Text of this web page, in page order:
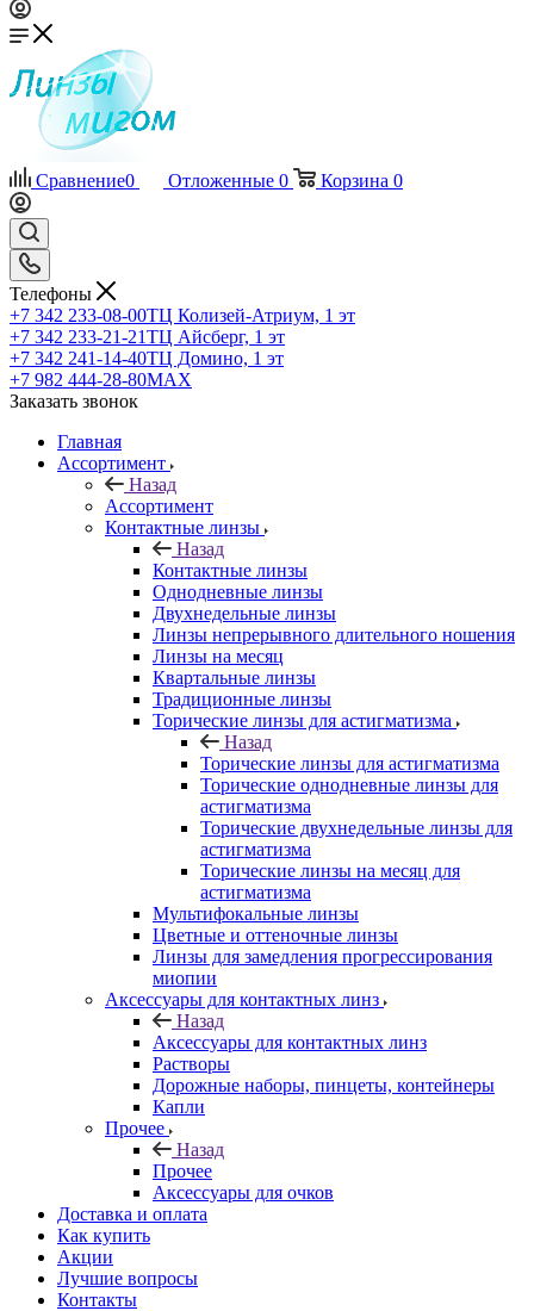
Сравнение0 Отложенные 0 Корзина 0
Телефоны
+7 342 233-08-00ТЦ Колизей-Атриум, 1 эт
+7 342 233-21-21ТЦ Айсберг, 1 эт
+7 342 241-14-40ТЦ Домино, 1 эт
+7 982 444-28-80MAX
Заказать звонок
Главная
Ассортимент
Назад
Ассортимент
Контактные линзы
Назад
Контактные линзы
Однодневные линзы
Двухнедельные линзы
Линзы непрерывного длительного ношения
Линзы на месяц
Квартальные линзы
Традиционные линзы
Торические линзы для астигматизма
Назад
Торические линзы для астигматизма
Торические однодневные линзы для
астигматизма
Торические двухнедельные линзы для
астигматизма
Торические линзы на месяц для
астигматизма
Мультифокальные линзы
Цветные и оттеночные линзы
Линзы для замедления прогрессирования
миопии
Аксессуары для контактных линз
Назад
Аксессуары для контактных линз
Растворы
Дорожные наборы, пинцеты, контейнеры
Капли
Прочее
Назад
Прочее
Аксессуары для очков
Доставка и оплата
Как купить
Акции
Лучшие вопросы
Контакты